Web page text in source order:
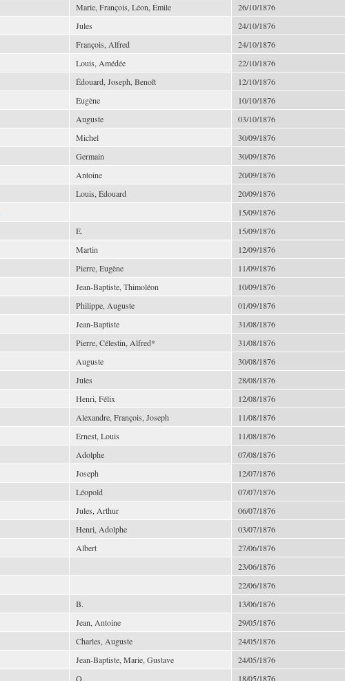
Marie, François, Léon, Émile
26/10/1876
Jules
24/10/1876
François, Alfred
24/10/1876
Louis, Amédée
22/10/1876
Édouard, Joseph, Benoît
12/10/1876
Eugène
10/10/1876
Auguste
03/10/1876
Michel 30/09/1876
Germain 30/09/1876
Antoine
20/09/1876
Louis, Édouard
20/09/1876
15/09/1876
E.
15/09/1876
Martin
12/09/1876
Pierre, Eugène
11/09/1876
Jean-Baptiste, Thimoléon
10/09/1876
Philippe, Auguste
01/09/1876
Jean-Baptiste
31/08/1876
Pierre, Célestin, Alfred* 31/08/1876
Auguste
30/08/1876
Jules 28/08/1876
Henri, Félix
12/08/1876
Alexandre, François, Joseph
11/08/1876
Ernest, Louis
11/08/1876
Adolphe
07/08/1876
Joseph
12/07/1876
Léopold
07/07/1876
Jules, Arthur
06/07/1876
Henri, Adolphe
03/07/1876
Albert
27/06/1876
23/06/1876
22/06/1876
B.
13/06/1876
Jean, Antoine
29/05/1876
Charles, Auguste
24/05/1876
Jean-Baptiste, Marie, Gustave
24/05/1876
O. 18/05/1876